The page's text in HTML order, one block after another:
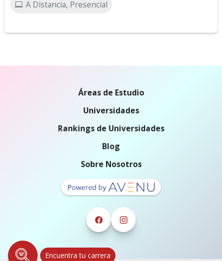
A Distancia, Presencial
Encuentra tu carrera
Áreas de Estudio
Universidades
Rankings de Universidades
Blog
Sobre Nosotros